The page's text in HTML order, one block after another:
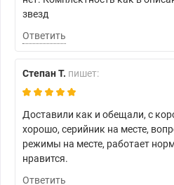
звезд
Ответить
Степан Т. пишет:
Доставили как и обещали, с
хорошо, серийник на месте,
режимы на месте, работает
нравится.
Ответить